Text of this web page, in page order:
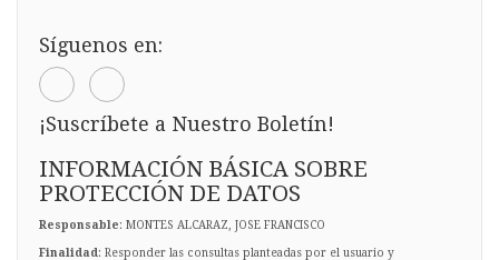
Síguenos en:
¡Suscríbete a Nuestro Boletín!
INFORMACIÓN BÁSICA SOBRE
PROTECCIÓN DE DATOS
Responsable: MONTES ALCARAZ, JOSE FRANCISCO
Finalidad : Responder las consultas planteadas por el usuario y